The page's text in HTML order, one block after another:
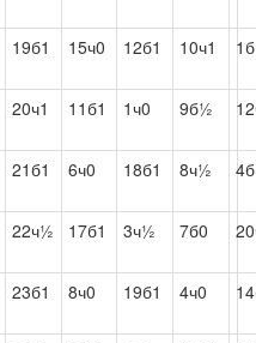
19б1 15ч0 12б1 10ч1
20ч1 11б1 1ч0 9б½
21б1 6ч0 18б1 8ч½
22ч½ 17б1 3ч½ 7б0
23б1 8ч0 19б1 4ч0